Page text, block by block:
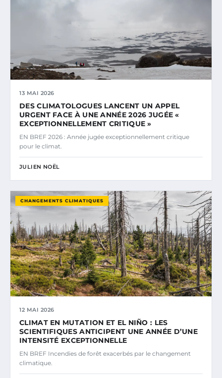
13 MAI 2026
DES CLIMATOLOGUES LANCENT UN APPEL
URGENT FACE À UNE ANNÉE 2026 JUGÉE «
EXCEPTIONNELLEMENT CRITIQUE »
EN BREF 2026 : Année jugée exceptionnellement critique
pour le climat.
JULIEN NOËL
CHANGEMENTS CLIMATIQUES
12 MAI 2026
CLIMAT EN MUTATION ET EL NIÑO : LES
SCIENTIFIQUES ANTICIPENT UNE ANNÉE D’UNE
INTENSITÉ EXCEPTIONNELLE
EN BREF Incendies de forêt exacerbés par le changement
climatique.